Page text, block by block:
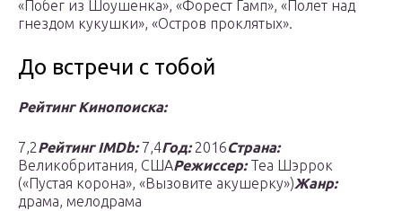
«Побег из Шоушенка», «Форест Гамп», «Полет над
гнездом кукушки», «Остров проклятых».
До встречи с тобой
Рейтинг Кинопоиска:
7,2Рейтинг IMDb:7,4Год:2016Страна:
Великобритания, СШАРежиссер:Теа Шэррок
(«Пустая корона», «Вызовите акушерку»)Жанр:
драма, мелодрама